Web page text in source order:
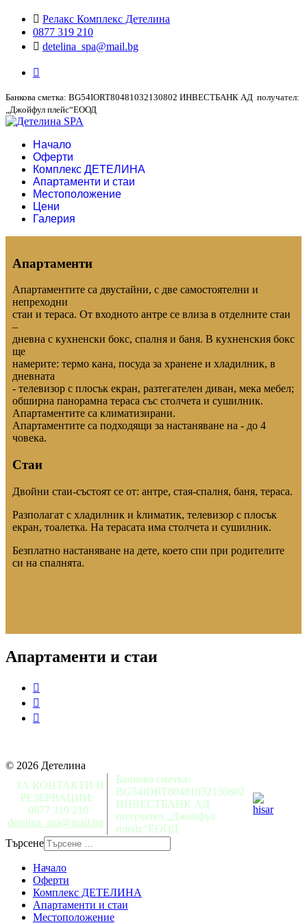
Релакс Комплекс Детелина
0877 319 210
detelina_spa@mail.bg
Банкова сметка: BG54IORT80481032130802 ИНВЕСТБАНК АД получател:
„Джойфул плейс“ЕООД
Начало
Оферти
Комплекс ДЕТЕЛИНА
Апартаменти и стаи
Местоположение
Цени
Галерия
Апартаменти
Апартаментите са двустайни, с две самостоятелни и
непреходни
стаи и тераса. От входното антре се влиза в отделните стаи
–
дневна с кухненски бокс, спалня и баня. В кухненския бокс
ще
намерите: термо кана, посуда за хранене и хладилник, в
дневната
- телевизор с плосък екран, разтегателен диван, мека мебел;
обширна панорамна тераса със столчета и сушилник.
Апартаментите са климатизирани.
Апартаментите са подходящи за настаняване на - до 4
човека.
Стаи
Двойни стаи-състоят се от: антре, стая-спалня, баня, тераса.
Разполагат с хладилник и kлиматик, телевизор с плосък
екран, тоалетка. На терасата има столчета и сушилник.
Безплатно настаняване на дете, което спи при родителите
си на спалнята.
Апартаменти и стаи
© 2026 Детелина
ЗА КОНТАКТИ И
РЕЗЕРВАЦИИ:
0877 319 210
detelina_spa@mail.bg
Банкова сметка:
BG54IORT80481032130802
ИНВЕСТБАНК АД
получател „Джойфул
плейс“ЕООД
Търсене
Начало
Оферти
Комплекс ДЕТЕЛИНА
Апартаменти и стаи
Местоположение